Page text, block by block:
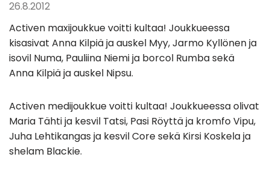
26.8.2012
Activen maxijoukkue voitti kultaa! Joukkueessa
kisasivat Anna Kilpiä ja auskel Myy, Jarmo Kyllönen ja
isovil Numa, Pauliina Niemi ja borcol Rumba sekä
Anna Kilpiä ja auskel Nipsu.
Activen medijoukkue voitti kultaa! Joukkueessa olivat
Maria Tähti ja kesvil Tatsi, Pasi Röyttä ja kromfo Vipu,
Juha Lehtikangas ja kesvil Core sekä Kirsi Koskela ja
shelam Blackie.